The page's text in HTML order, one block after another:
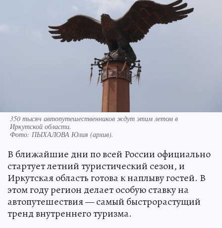
350 тысяч автопутешественников ждут этим летом в
Иркутской области.
Фото: ПЫХАЛОВА Юлия (архив).
В ближайшие дни по всей России официально
стартует летний туристический сезон, и
Иркутская область готова к наплыву гостей. В
этом году регион делает особую ставку на
автопутешествия — самый быстрорастущий
тренд внутреннего туризма.